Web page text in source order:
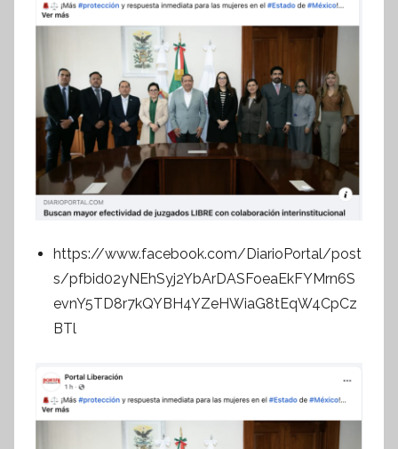
https://www.facebook.com/DiarioPortal/post
s/pfbid02yNEhSyj2YbArDASFoeaEkFYMrn6S
evnY5TD8r7kQYBH4YZeHWiaG8tEqW4CpCz
BTl